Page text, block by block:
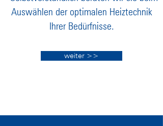
Auswählen der optimalen Heiztechnik
Ihrer Bedürfnisse.
weiter >>